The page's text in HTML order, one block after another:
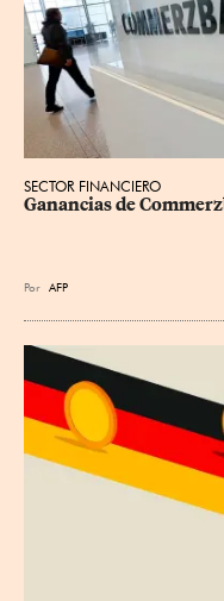
SECTOR FINANCIERO
Ganancias de
Por AFP